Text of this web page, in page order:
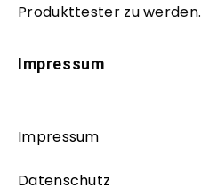
Produkttester zu werden.
Impressum
Impressum
Datenschutz